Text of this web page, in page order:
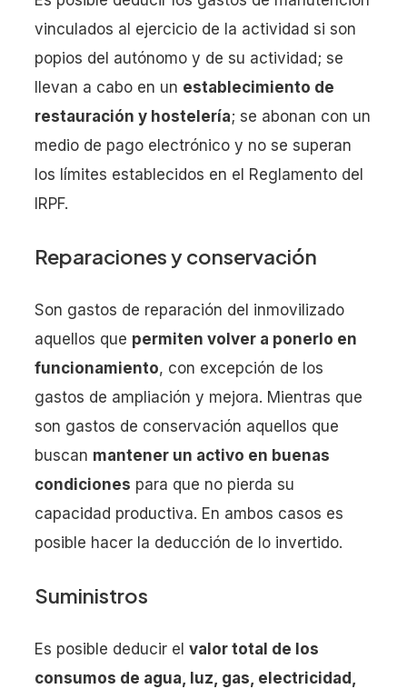
vinculados al ejercicio de la actividad si son
popios del autónomo y de su actividad; se
llevan a cabo en un establecimiento de
restauración y hostelería; se abonan con un
medio de pago electrónico y no se superan
los límites establecidos en el Reglamento del
IRPF.
Reparaciones y conservación
Son gastos de reparación del inmovilizado
aquellos que permiten volver a ponerlo en
funcionamiento, con excepción de los
gastos de ampliación y mejora. Mientras que
son gastos de conservación aquellos que
buscan mantener un activo en buenas
condiciones para que no pierda su
capacidad productiva. En ambos casos es
posible hacer la deducción de lo invertido.
Suministros
Es posible deducir el valor total de los
consumos de agua, luz, gas, electricidad,